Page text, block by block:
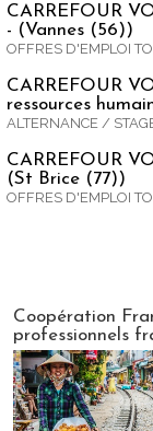
CARREFOUR
- (Vannes (56))
OFFRES D'EMPLOI
CARREFOUR
ressources
ALTERNANCE /
CARREFOUR
(St Brice (77))
OFFRES D'EMPLOI
Coopération
professionnels